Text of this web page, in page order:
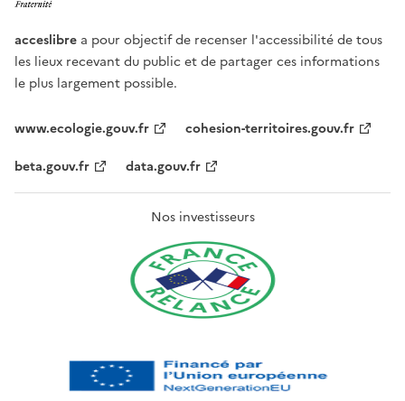
acceslibre a pour objectif de recenser l'accessibilité de tous
les lieux recevant du public et de partager ces informations
le plus largement possible.
www.ecologie.gouv.fr
cohesion-territoires.gouv.fr
beta.gouv.fr
data.gouv.fr
Nos investisseurs